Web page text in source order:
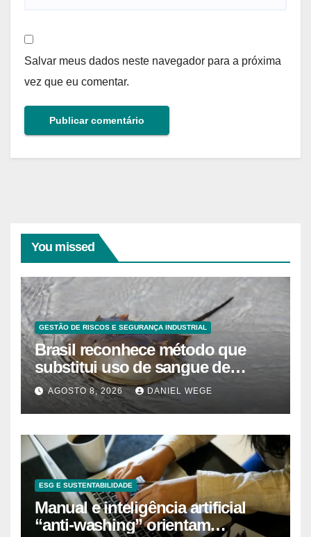
Salvar meus dados neste navegador para a próxima
vez que eu comentar.
You missed
GESTÃO DE RISCOS E SEGURANÇA INDUSTRIAL
Brasil reconhece método que
substitui uso de sangue de
caranguejo-ferradura em testes
farmacêuticos
AGOSTO 8, 2026 DANIEL WEGE
ESG E SUSTENTABILIDADE
Manual e inteligência artificial
“anti-washing” orientam